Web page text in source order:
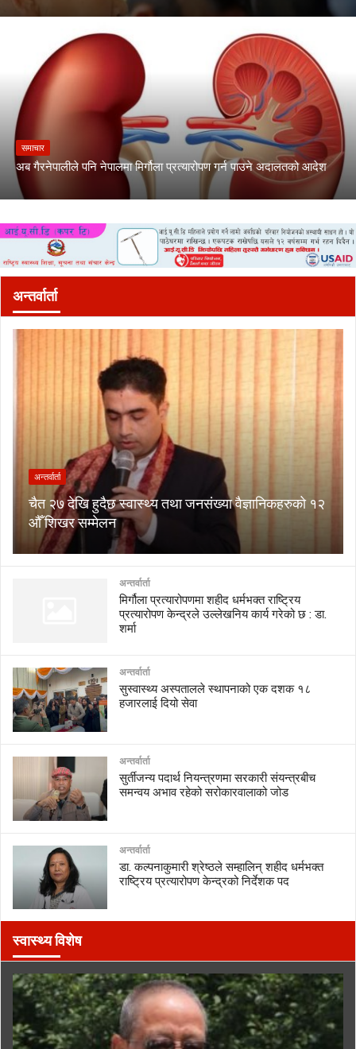
समाचार
अब गैरनेपालीले पनि नेपालमा मिर्गौला प्रत्यारोपण गर्न पाउने अदालतको आदेश
अन्तर्वार्ता
अन्तर्वार्ता
चैत २७ देखि हुदैछ स्वास्थ्य तथा जनसंख्या वैज्ञानिकहरुको १२
औँ शिखर सम्मेलन
अन्तर्वार्ता
मिर्गौला प्रत्यारोपणमा शहीद धर्मभक्त राष्ट्रिय
प्रत्यारोपण केन्द्रले उल्लेखनिय कार्य गरेको छ : डा.
शर्मा
अन्तर्वार्ता
सुस्वास्थ्य अस्पतालले स्थापनाको एक दशक १८
हजारलाई दियो सेवा
अन्तर्वार्ता
सुर्तीजन्य पदार्थ नियन्त्रणमा सरकारी संयन्त्रबीच
समन्वय अभाव रहेको सरोकारवालाको जोड
अन्तर्वार्ता
डा. कल्पनाकुमारी श्रेष्ठले सम्हालिन् शहीद धर्मभक्त
राष्ट्रिय प्रत्यारोपण केन्द्रको निर्देशक पद
स्वास्थ्य विशेष